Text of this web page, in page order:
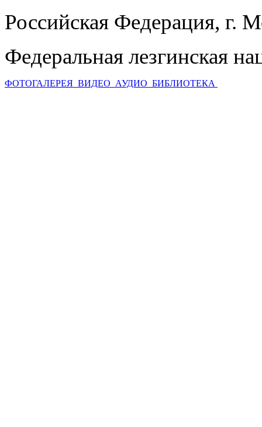
Российская Федерация, г.
Федеральная лезгинская
ФОТОГАЛЕРЕЯ ВИДЕО АУДИО БИБЛИОТЕКА